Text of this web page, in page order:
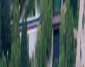
一是
容公
公开